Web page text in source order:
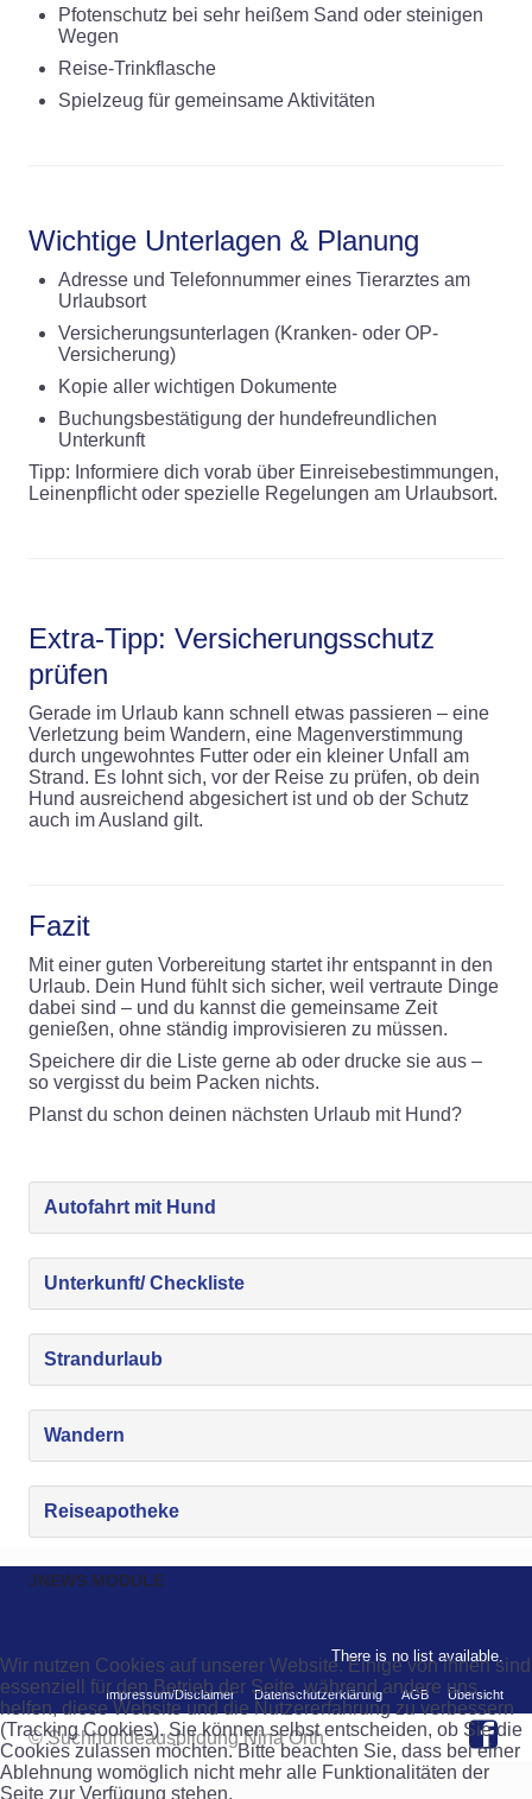
Pfotenschutz bei sehr heißem Sand oder steinigen
Wegen
Reise-Trinkflasche
Spielzeug für gemeinsame Aktivitäten
Wichtige Unterlagen & Planung
Adresse und Telefonnummer eines Tierarztes am
Urlaubsort
Versicherungsunterlagen (Kranken- oder OP-
Versicherung)
Kopie aller wichtigen Dokumente
Buchungsbestätigung der hundefreundlichen
Unterkunft
Tipp: Informiere dich vorab über Einreisebestimmungen,
Leinenpflicht oder spezielle Regelungen am Urlaubsort.
Extra-Tipp: Versicherungsschutz
prüfen
Gerade im Urlaub kann schnell etwas passieren – eine
Verletzung beim Wandern, eine Magenverstimmung
durch ungewohntes Futter oder ein kleiner Unfall am
Strand. Es lohnt sich, vor der Reise zu prüfen, ob dein
Hund ausreichend abgesichert ist und ob der Schutz
auch im Ausland gilt.
Fazit
Mit einer guten Vorbereitung startet ihr entspannt in den
Urlaub. Dein Hund fühlt sich sicher, weil vertraute Dinge
dabei sind – und du kannst die gemeinsame Zeit
genießen, ohne ständig improvisieren zu müssen.
Speichere dir die Liste gerne ab oder drucke sie aus –
so vergisst du beim Packen nichts.
Planst du schon deinen nächsten Urlaub mit Hund?
Autofahrt mit Hund
Unterkunft/ Checkliste
Strandurlaub
Wandern
Reiseapotheke
JNEWS MODULE
There is no list available.
Impressum/Disclaimer Datenschutzerklärung AGB Übersicht
© Suchhundeausbildung Nina Orth
Wir nutzen Cookies auf unserer Website. Einige von ihnen sind
essenziell für den Betrieb der Seite, während andere uns
helfen, diese Website und die Nutzererfahrung zu verbessern
(Tracking Cookies). Sie können selbst entscheiden, ob Sie die
Cookies zulassen möchten. Bitte beachten Sie, dass bei einer
Ablehnung womöglich nicht mehr alle Funktionalitäten der
Seite zur Verfügung stehen.